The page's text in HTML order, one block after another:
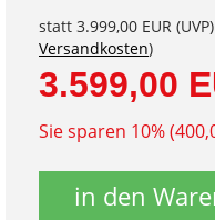
statt 3.999,00 EUR (UVP
Versandkosten)
3.599,00
Sie sparen 10%
in den